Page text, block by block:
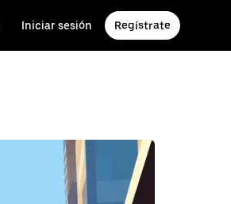
Iniciar sesión Regístrate